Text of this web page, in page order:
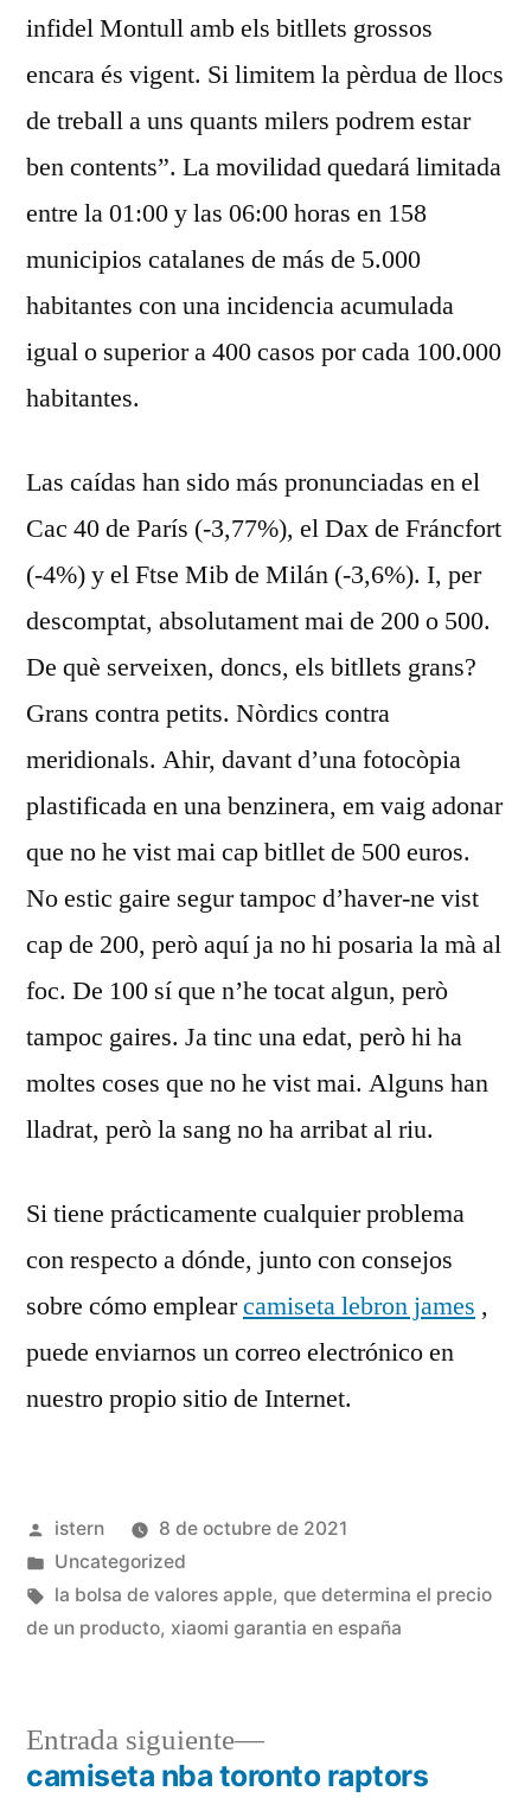
infidel Montull amb els bitllets grossos
encara és vigent. Si limitem la pèrdua de llocs
de treball a uns quants milers podrem estar
ben contents”. La movilidad quedará limitada
entre la 01:00 y las 06:00 horas en 158
municipios catalanes de más de 5.000
habitantes con una incidencia acumulada
igual o superior a 400 casos por cada 100.000
habitantes.
Las caídas han sido más pronunciadas en el
Cac 40 de París (-3,77%), el Dax de Fráncfort
(-4%) y el Ftse Mib de Milán (-3,6%). I, per
descomptat, absolutament mai de 200 o 500.
De què serveixen, doncs, els bitllets grans?
Grans contra petits. Nòrdics contra
meridionals. Ahir, davant d’una fotocòpia
plastificada en una benzinera, em vaig adonar
que no he vist mai cap bitllet de 500 euros.
No estic gaire segur tampoc d’haver-ne vist
cap de 200, però aquí ja no hi posaria la mà al
foc. De 100 sí que n’he tocat algun, però
tampoc gaires. Ja tinc una edat, però hi ha
moltes ­coses que no he vist mai. Alguns han
lladrat, però la sang no ha arribat al riu.
Si tiene prácticamente cualquier problema
con respecto a dónde, junto con consejos
sobre cómo emplearcamiseta lebron james ,
puede enviarnos un correo electrónico en
nuestro propio sitio de Internet.
Publicado
por
istern
8 de octubre de 2021
Publicado
en
Uncategorized
Etiquetas:
la bolsa de valores apple, que determina el precio
de un producto, xiaomi garantia en españa
Navegación
Entrada siguiente
Entrada
siguiente:
camiseta nba toronto raptors